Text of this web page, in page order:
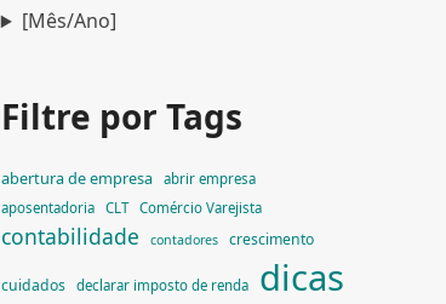
[Mês/Ano]
Filtre por Tags
abertura de empresa
abrir empresa
aposentadoria
CLT Comércio Varejista
contabilidade contadores crescimento
cuidados declarar imposto de renda dicas